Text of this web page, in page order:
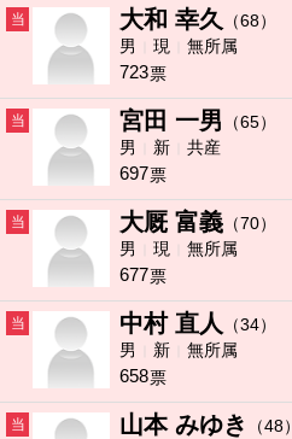
当 大和 幸久
（68）
男
現 無所属
723票
当 宮田 一男
（65）
男
新 共産
697票
当 大厩 富義 （70）
男
現 無所属
677票
当 中村 直人
（34）
男
新 無所属
658票
当 山本 みゆき
（48）